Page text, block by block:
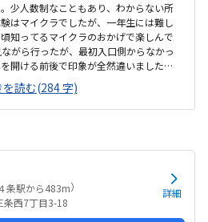
少人数制なこともあり、わからない所
はマイクラでしたが、一年生には難し
知ってるマイクラのおかげで楽しんで
がら行ったが、最初入口側からなかっ
開ける前後で印象が全然違いました。
した。教室内は土足でしたが、全体的
あるあるですが、やっぱり月2回にして
ので悩みどころです。マイクラで遊ん
を読む(284 字)
条駅から483m）
条西7丁目3-18
詳細